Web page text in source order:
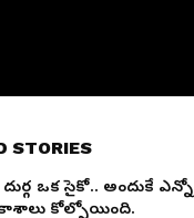
STORIES
ఒక సైకో.. అందుకే ఎన్నో
కోల్పోయింది.